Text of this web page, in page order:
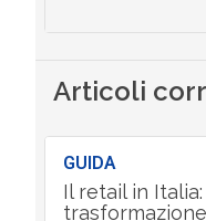
Articoli
GUIDA
Il retail in